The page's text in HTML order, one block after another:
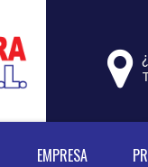
EMPRESA